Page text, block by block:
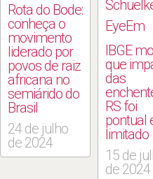
Rota do Bode:
conheça o
movimento
liderado por
povos de raiz
africana no
semiárido do
Brasil
24 de julho
de 2024
IBGE
que
das
RS foi
pontual
limitado
15 de
de 2024